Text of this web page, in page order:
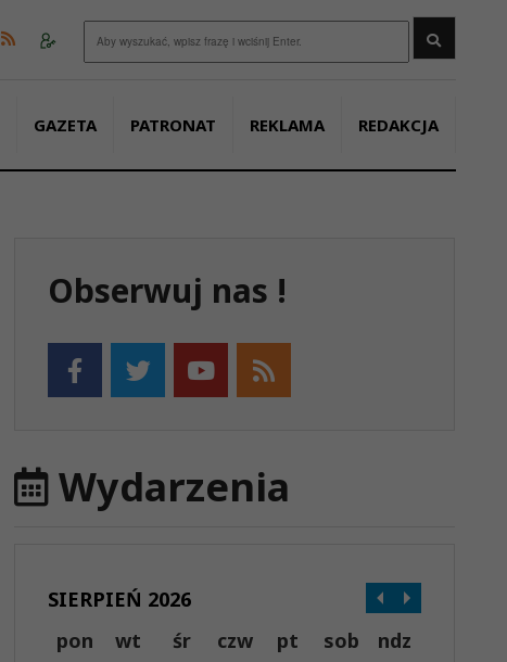
GAZETA PATRONAT REKLAMA REDAKCJA
Obserwuj nas !
Wydarzenia
SIERPIEŃ 2026
pon
wt śr czw pt sob ndz